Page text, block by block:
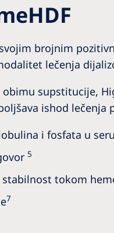
brojnim
lečenja
supstitucije,
ishod lečenja
i fosfata u
5
stabilnost tokom
7